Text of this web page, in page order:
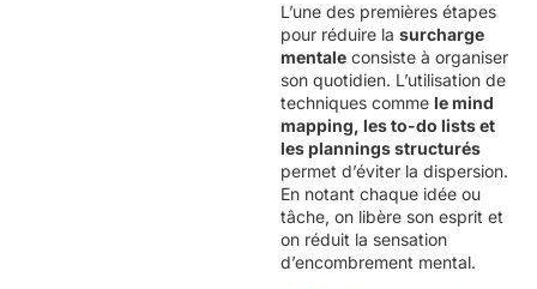
L’une des premières étapes
pour réduire la surcharge
mentale consiste à organiser
son quotidien. L’utilisation de
techniques comme le mind
mapping, les to-do lists et
les plannings structurés
permet d’éviter la dispersion.
En notant chaque idée ou
tâche, on libère son esprit et
on réduit la sensation
d’encombrement mental.